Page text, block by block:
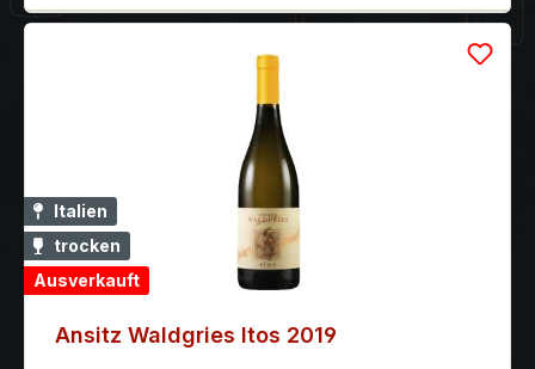
Italien
trocken
Ausverkauft
Ansitz Waldgries Itos 2019